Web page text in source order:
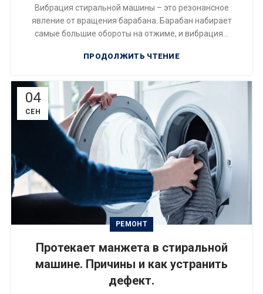
Вибрация стиральной машины – это резонансное
явление от вращения барабана. Барабан набирает
самые большие обороты на отжиме, и вибрация...
ПРОДОЛЖИТЬ ЧТЕНИЕ
04
СЕН
РЕМОНТ
Протекает манжета в стиральной
машине. Причины и как устранить
дефект.